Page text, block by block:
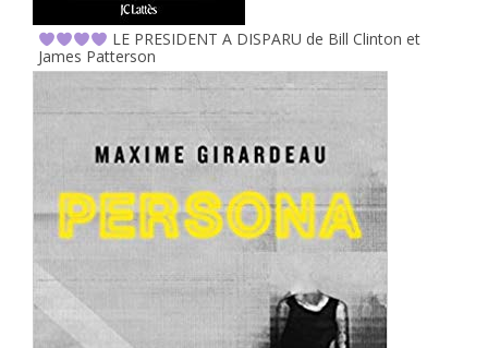
LE PRESIDENT A DISPARU de Bill Clinton et
James Patterson